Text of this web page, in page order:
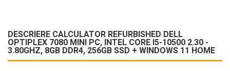
DESCRIERE CALCULATOR REFURBISHED DELL
OPTIPLEX 7080 MINI PC, INTEL CORE I5-10500 2.30 -
3.80GHZ, 8GB DDR4, 256GB SSD + WINDOWS 11 HOME